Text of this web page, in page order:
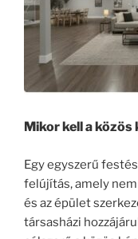
Mikor kell a
Egy egyszerű
felújítás, amely
és az épület
társasházi